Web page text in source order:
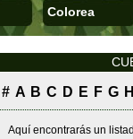
Colorea
# A B C D E F G H
Aquí encontrarás un